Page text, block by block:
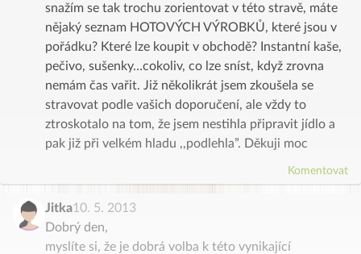
snažím se tak trochu zorientovat v této stravě, máte
nějaký seznam HOTOVÝCH VÝROBKŮ, které jsou v
pořádku? Které lze koupit v obchodě? Instantní kaše,
pečivo, sušenky…cokoliv, co lze sníst, když zrovna
nemám čas vařit. Již několikrát jsem zkoušela se
stravovat podle vašich doporučení, ale vždy to
ztroskotalo na tom, že jsem nestihla připravit jídlo a
pak již při velkém hladu ,,podlehla”. Děkuji moc
Komentovat
Jitka10. 5. 2013
Dobrý den,
myslíte si, že je dobrá volba k této vynikající